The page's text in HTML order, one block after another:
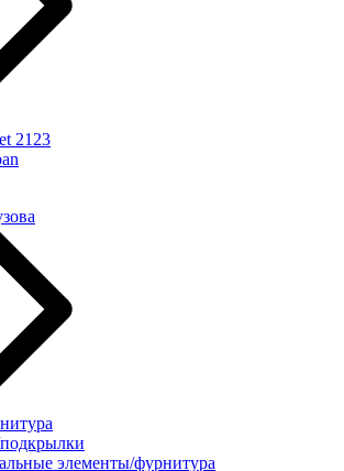
2123
элементы/фурнитура